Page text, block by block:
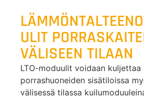
ULIT
VÄLISEEN TILAAN
LTO-moduulit voidaan kuljettaa
porrashuoneiden sisätiloissa
välisessä tilassa